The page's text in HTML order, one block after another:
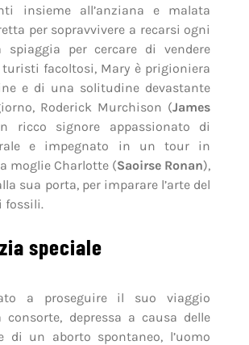
insieme all’anziana e malata
per sopravvivere a recarsi ogni
spiaggia per cercare di vendere
facoltosi, Mary è prigioniera
e di una solitudine devastante
Roderick Murchison (James
ricco signore appassionato di
e impegnato in un tour in
moglie Charlotte (Saoirse Ronan),
sua porta, per imparare l’arte del
fossili.
speciale
a proseguire il suo viaggio
consorte, depressa a causa delle
di un aborto spontaneo, l’uomo